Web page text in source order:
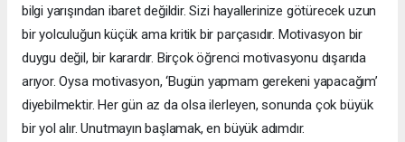
bilgi yarışından ibaret değildir. Sizi hayallerinize götürecek uzun
bir yolculuğun küçük ama kritik bir parçasıdır. Motivasyon bir
duygu değil, bir karardır. Birçok öğrenci motivasyonu dışarıda
arıyor. Oysa motivasyon, ‘Bugün yapmam gerekeni yapacağım’
diyebilmektir. Her gün az da olsa ilerleyen, sonunda çok büyük
bir yol alır. Unutmayın başlamak, en büyük adımdır.